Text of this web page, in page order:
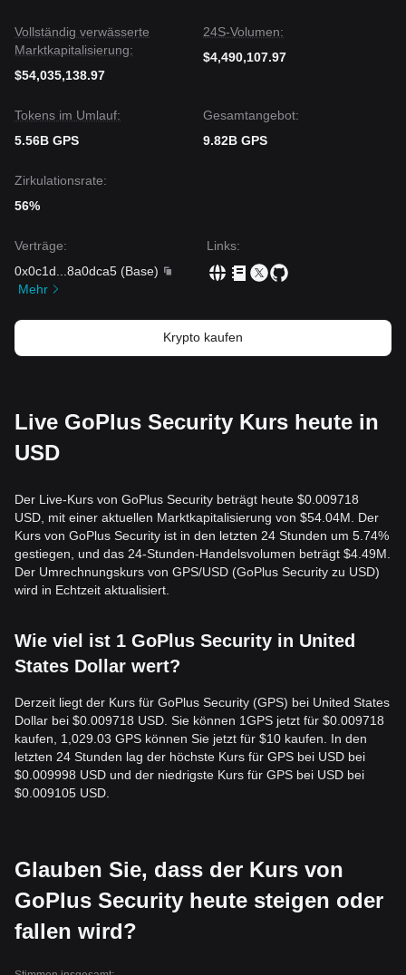
Vollständig verwässerte
Marktkapitalisierung:
$54,035,138.97
24S-Volumen:
$4,490,107.97
Tokens im Umlauf:
5.56B GPS
Gesamtangebot:
9.82B GPS
Zirkulationsrate:
56%
Verträge:
0x0c1d
8a0dca5 (Base)
Mehr
Links:
Krypto kaufen
Live GoPlus Security Kurs heute in
USD
Der Live-Kurs von GoPlus Security beträgt heute $0.009718
USD, mit einer aktuellen Marktkapitalisierung von $54.04M. Der
Kurs von GoPlus Security ist in den letzten 24 Stunden um 5.74%
gestiegen, und das 24-Stunden-Handelsvolumen beträgt $4.49M.
Der Umrechnungskurs von GPS/USD (GoPlus Security zu USD)
wird in Echtzeit aktualisiert.
Wie viel ist 1 GoPlus Security in United
States Dollar wert?
Derzeit liegt der Kurs für GoPlus Security (GPS) bei United States
Dollar bei $0.009718 USD. Sie können 1GPS jetzt für $0.009718
kaufen, 1,029.03 GPS können Sie jetzt für $10 kaufen. In den
letzten 24 Stunden lag der höchste Kurs für GPS bei USD bei
$0.009998 USD und der niedrigste Kurs für GPS bei USD bei
$0.009105 USD.
Glauben Sie, dass der Kurs von
GoPlus Security heute steigen oder
fallen wird?